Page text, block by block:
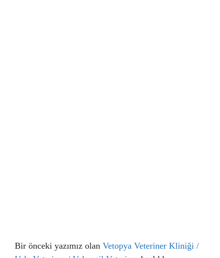
Bir önceki yazımız olan Vetopya Veteriner Kliniği /